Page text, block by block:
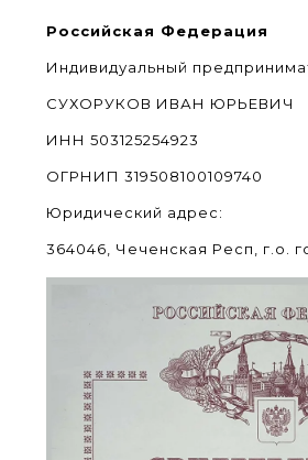
Российская Федерация
Индивидуальный
СУХОРУКОВ ИВАН ЮРЬЕВИЧ
ИНН 503125254923
ОГРНИП 319508100109740
Юридический адрес:
364046, Чеченская Респ, г.о.